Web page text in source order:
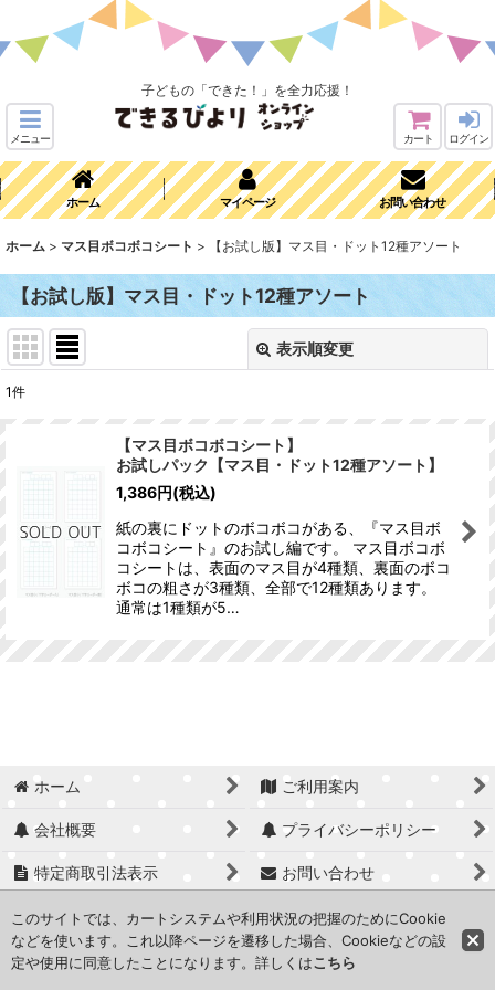
子どもの「できた！」を全力応援！
メニュー カート ログイン
ホーム マイページ お問い合わせ
ホーム > マス目ボコボコシート > 【お試し版】マス目・ドット12種アソート
【お試し版】マス目・ドット12種アソート
表示順変更
並び順
絞り込む
1件
【マス目ボコボコシート】
お試しパック【マス目・ドット12種アソート】
1,386円(税込)
紙の裏にドットのボコボコがある、『マス目ボ
コボコシート』のお試し編です。 マス目ボコボ
コシートは、表面のマス目が4種類、裏面のボコ
ボコの粗さが3種類、全部で12種類あります。
通常は1種類が5…
ホーム ご利用案内
会社概要 プライバシーポリシー
特定商取引法表示 お問い合わせ
ログイン マイページ
Copyright © Office Sunny Co.,Ltd.
このサイトでは、カートシステムや利用状況の把握のためにCookie
などを使います。これ以降ページを遷移した場合、Cookieなどの設
定や使用に同意したことになります。詳しくはこちら